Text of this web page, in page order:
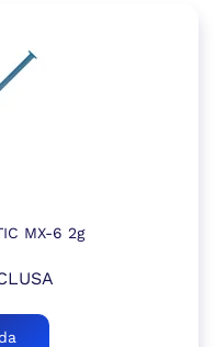
MX-6 2g